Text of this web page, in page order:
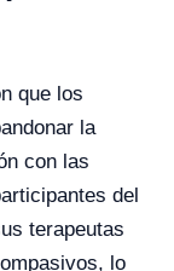
que los
la
con las
del
terapeutas
lo